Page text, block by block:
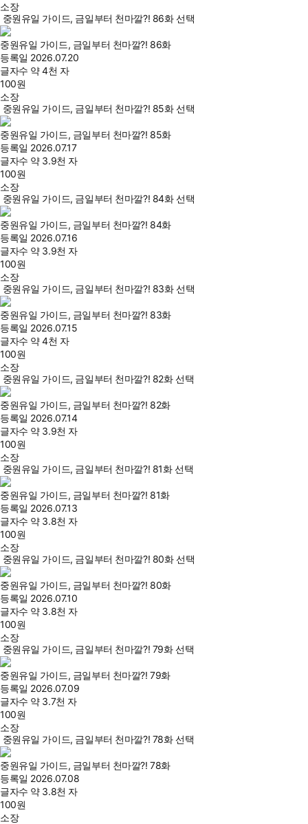
소장
중원유일 가이드, 금일부터 천마깔?! 86화 선택
중원유일 가이드, 금일부터 천마깔?! 86화
등록일 2026.07.20
글자수 약 4천 자
100원
소장
중원유일 가이드, 금일부터 천마깔?! 85화 선택
중원유일 가이드, 금일부터 천마깔?! 85화
등록일 2026.07.17
글자수 약 3.9천 자
100원
소장
중원유일 가이드, 금일부터 천마깔?! 84화 선택
중원유일 가이드, 금일부터 천마깔?! 84화
등록일 2026.07.16
글자수 약 3.9천 자
100원
소장
중원유일 가이드, 금일부터 천마깔?! 83화 선택
중원유일 가이드, 금일부터 천마깔?! 83화
등록일 2026.07.15
글자수 약 4천 자
100원
소장
중원유일 가이드, 금일부터 천마깔?! 82화 선택
중원유일 가이드, 금일부터 천마깔?! 82화
등록일 2026.07.14
글자수 약 3.9천 자
100원
소장
중원유일 가이드, 금일부터 천마깔?! 81화 선택
중원유일 가이드, 금일부터 천마깔?! 81화
등록일 2026.07.13
글자수 약 3.8천 자
100원
소장
중원유일 가이드, 금일부터 천마깔?! 80화 선택
중원유일 가이드, 금일부터 천마깔?! 80화
등록일 2026.07.10
글자수 약 3.8천 자
100원
소장
중원유일 가이드, 금일부터 천마깔?! 79화 선택
중원유일 가이드, 금일부터 천마깔?! 79화
등록일 2026.07.09
글자수 약 3.7천 자
100원
소장
중원유일 가이드, 금일부터 천마깔?! 78화 선택
중원유일 가이드, 금일부터 천마깔?! 78화
등록일 2026.07.08
글자수 약 3.8천 자
100원
소장